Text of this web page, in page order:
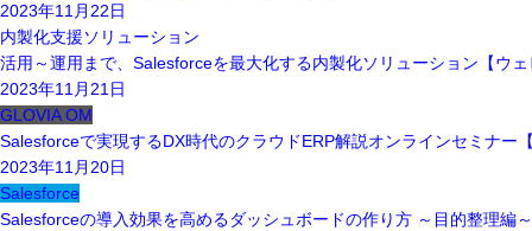
2023年11月22日
内製化支援ソリューション
活用～運用まで、Salesforceを最大化する内製化ソリューション【ウ
2023年11月21日
GLOVIA OM
Salesforceで実現するDX時代のクラウドERP解説オンラインセミナー
2023年11月20日
Salesforce
Salesforceの導入効果を高めるダッシュボードの作り方 ～目的整理編